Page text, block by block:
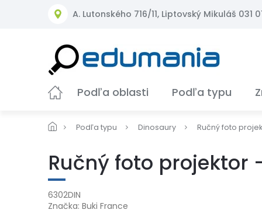
A. Lutonského 716/11, Liptovský Mikuláš 031
Podľa oblasti Podľa typu
Podľa typu Dinosaury Ručný foto
Ručný foto projektor
6302DIN
Značka: Buki France